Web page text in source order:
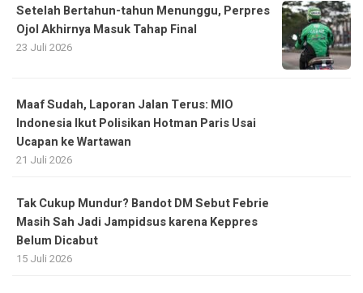
Setelah Bertahun-tahun Menunggu, Perpres
Ojol Akhirnya Masuk Tahap Final
23 Juli 2026
Maaf Sudah, Laporan Jalan Terus: MIO
Indonesia Ikut Polisikan Hotman Paris Usai
Ucapan ke Wartawan
21 Juli 2026
Tak Cukup Mundur? Bandot DM Sebut Febrie
Masih Sah Jadi Jampidsus karena Keppres
Belum Dicabut
15 Juli 2026